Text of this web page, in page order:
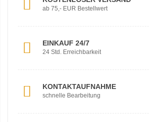
ab 75,- EUR Bestellwert
EINKAUF 24/7
24 Std. Erreichbarkeit
KONTAKTAUFNAHME
schnelle Bearbeitung